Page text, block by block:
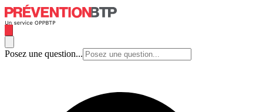
Posez une question...